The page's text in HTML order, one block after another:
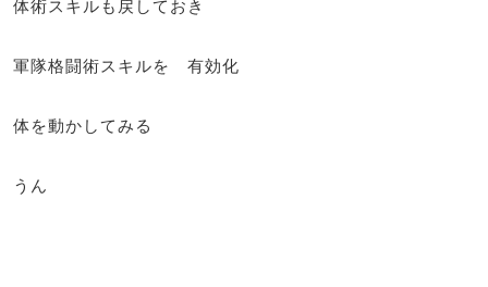
体術スキルも戻しておき
軍隊格闘術スキルを 有効化
体を動かしてみる
うん